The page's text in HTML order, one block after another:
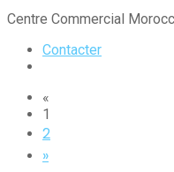
Centre Commercial
Contacter
«
1
2
»